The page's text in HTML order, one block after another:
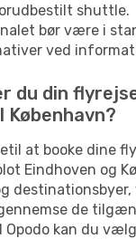
shuttle.
bør være i
ved
du din
København?
at booke dine
Eindhoven og
de
Opodo kan du